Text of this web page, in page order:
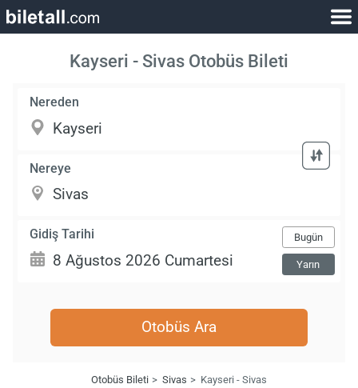
Kayseri - Sivas Otobüs Bileti
Nereden
Nereye
Gidiş Tarihi Bugün
Yarın
Otobüs Ara
Otobüs Bileti Sivas Kayseri - Sivas